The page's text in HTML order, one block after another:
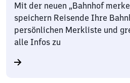
Mit der neuen „Bahnhof
speichern Reisende Ihre
persönlichen Merkliste und
alle Infos zu